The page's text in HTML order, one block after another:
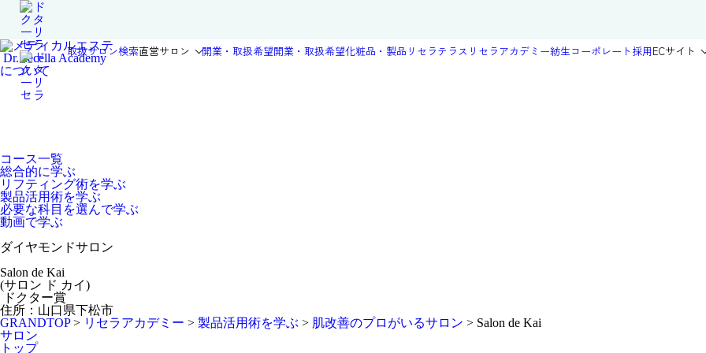
取扱サロン検索直営サロン 開業・取扱希望開業・取扱希望化粧品・製品 リセラテラス リセラアカデミー紡生コーポレート採用ECサイト
Dr.Recella Academy
について
コース一覧
総合的に学ぶ
リフティング術を学ぶ
製品活用術を学ぶ
必要な科目を選んで学ぶ
動画で学ぶ
ダイヤモンドサロン
Salon de Kai
(サロン ド カイ)
ドクター賞
住所：山口県下松市
GRANDTOP> リセラアカデミー > 製品活用術を学ぶ > 肌改善のプロがいるサロン > Salon de Kai
サロン
トップ